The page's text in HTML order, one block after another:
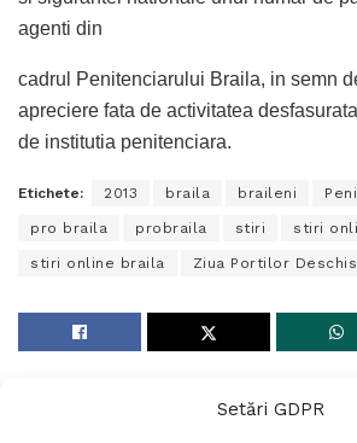
Setări GDPR
agenti din
cadrul Penitenciarului Braila, in semn
apreciere fata de activitatea
de institutia penitenciara.
Etichete: 2013 braila braileni
pro braila probraila stiri stiri
stiri online braila Ziua Portilor